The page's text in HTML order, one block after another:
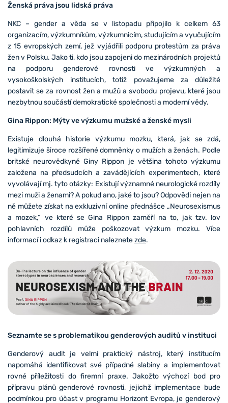
Ženská práva jsou lidská práva
NKC – gender a věda se v listopadu připojilo k celkem 63
organizacím, výzkumníkům, výzkumnicím, studujícím a vyučujícím
z 15 evropských zemí, jež vyjádřili podporu protestům za práva
žen v Polsku. Jako ti, kdo jsou zapojeni do mezinárodních projektů
na podporu genderové rovnosti ve výzkumných a
vysokoškolských institucích, totiž považujeme za důležité
postavit se za rovnost žen a mužů a svobodu projevu, které jsou
nezbytnou součástí demokratické společnosti a moderní vědy.
Gina Rippon: Mýty ve výzkumu mužské a ženské mysli
Existuje dlouhá historie výzkumu mozku, která, jak se zdá,
legitimizuje široce rozšířené domněnky o mužích a ženách. Podle
britské neurovědkyně Giny Rippon je většina tohoto výzkumu
založena na předsudcích a zavádějících experimentech, které
vyvolávají mj. tyto otázky: Existují významné neurologické rozdíly
mezi muži a ženami? A pokud ano, jaké to jsou? Odpovědi nejen na
ně můžete získat na exkluzivní online přednášce „Neurosexismus
a mozek,“ ve které se Gina Rippon zaměří na to, jak tzv. lov
pohlavních rozdílů může poškozovat výzkum mozku. Více
informací i odkaz k registraci naleznetezde.
Seznamte se s problematikou genderových auditů v instituci
Genderový audit je velmi praktický nástroj, který institucím
napomáhá identifikovat své případné slabiny a implementovat
rovné příležitosti do firemní praxe. Jakožto výchozí bod pro
přípravu plánů genderové rovnosti, jejichž implementace bude
podmínkou pro účast v programu Horizont Evropa, je genderový